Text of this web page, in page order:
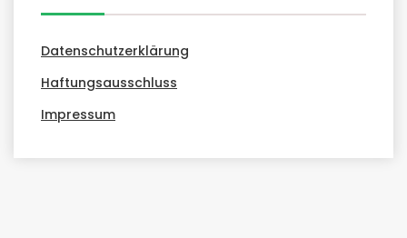
Datenschutzerklärung
Haftungsausschluss
Impressum